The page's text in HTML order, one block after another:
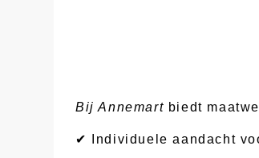
Bij Annemart biedt
✔ Individuele aandacht